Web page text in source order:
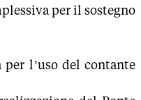
per il sostegno
per l’uso del contante